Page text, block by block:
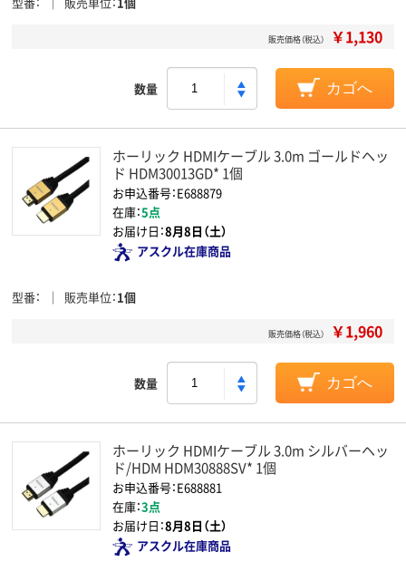
販売価格（税込） ￥1,130
数量 カゴへ
ホーリック HDMIケーブル 3.0m ゴールドヘッ
ド HDM30013GD* 1個
お申込番号：E688879
在庫：5点
お届け日：8月8日（土）
アスクル在庫商品
型番 販売単位 1個
販売価格（税込） ￥1,960
数量 カゴへ
ホーリック HDMIケーブル 3.0m シルバーヘッ
ド/HDM HDM30888SV* 1個
お申込番号：E688881
在庫：3点
お届け日：8月8日（土）
アスクル在庫商品